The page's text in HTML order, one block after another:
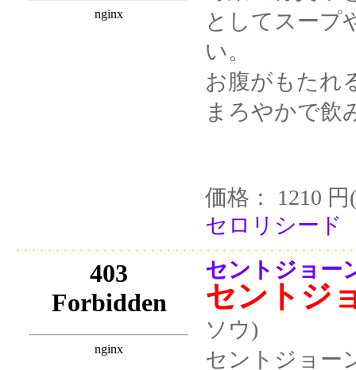
としてスープ
い。
お腹がもたれ
まろやかで飲
価格： 1210
セロリシード
セントジョー
セントジ
ソウ)
セントジョー